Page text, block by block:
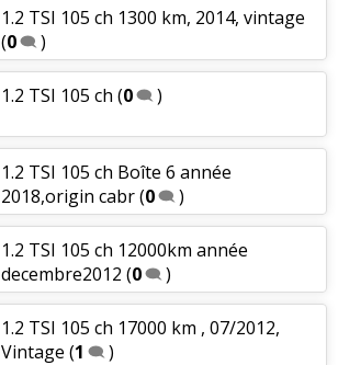
1.2 TSI 105 ch 1300 km, 2014, vintage
(0 )
1.2 TSI 105 ch (0 )
1.2 TSI 105 ch Boîte 6 année
2018,origin cabr(0 )
1.2 TSI 105 ch 12000km année
decembre2012 (0 )
1.2 TSI 105 ch 17000 km , 07/2012,
Vintage (1 )